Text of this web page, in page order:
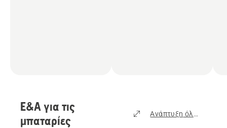
Ε&Α για τις
μπαταρίες
Ανάπτυξη όλων